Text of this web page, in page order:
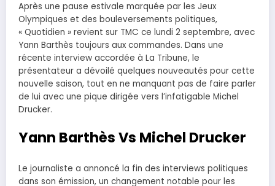
Après une pause estivale marquée par les Jeux
Olympiques et des bouleversements politiques,
« Quotidien » revient sur TMC ce lundi 2 septembre, avec
Yann Barthès toujours aux commandes. Dans une
récente interview accordée à La Tribune, le
présentateur a dévoilé quelques nouveautés pour cette
nouvelle saison, tout en ne manquant pas de faire parler
de lui avec une pique dirigée vers l’infatigable Michel
Drucker.
Yann Barthès Vs Michel Drucker
Le journaliste a annoncé la fin des interviews politiques
dans son émission, un changement notable pour les